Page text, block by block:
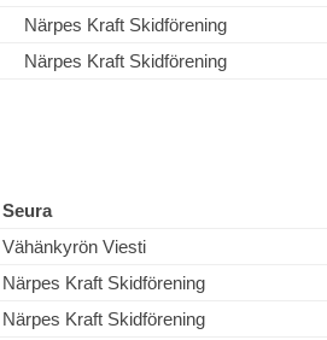
Närpes Kraft Skidförening
Närpes Kraft Skidförening
Seura
Vähänkyrön Viesti
Närpes Kraft Skidförening
Närpes Kraft Skidförening